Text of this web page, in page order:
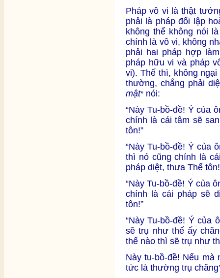
Pháp vô vi là thật
phải là pháp đối lập
không thể không nói
chính là vô vi, không
phải hai pháp hợp
pháp hữu vi và pháp
vi). Thế thì, không
thường, chẳng phải
mật* nói:
“Này Tu-bồ-đề! Ý của
chính là cái tâm sẽ
tôn!”
“Này Tu-bồ-đề! Ý của
thì nó cũng chính là
pháp diệt, thưa Thế
“Này Tu-bồ-đề! Ý của
chính là cái pháp sẽ
tôn!”
“Này Tu-bồ-đề! Ý của
sẽ trụ như thế ấy
thế nào thì sẽ trụ như
Này tu-bồ-đề! Nếu
tức là thường trụ